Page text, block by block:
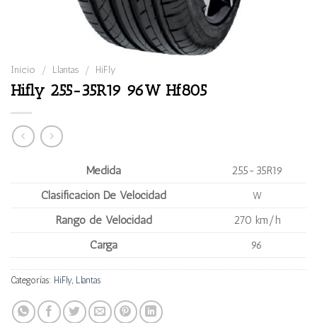
Inicio / Llantas / HiFly
Hifly 255-35R19 96W Hf805
Medida
255-35R19
Clasificación De Velocidad
W
Rango de Velocidad
270 km/h
Carga
96
Categorías: HiFly, Llantas